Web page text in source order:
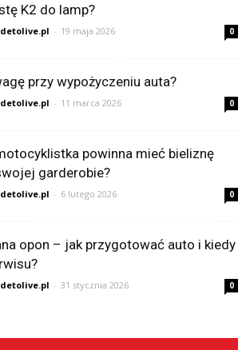
K2 do lamp?
- 19 maja 2026 0
przy wypożyczeniu auta?
- 11 marca 2026 0
powinna mieć bieliznę
garderobie?
- 6 lutego 2026 0
opon – jak przygotować auto i kiedy
- 31 stycznia 2026 0